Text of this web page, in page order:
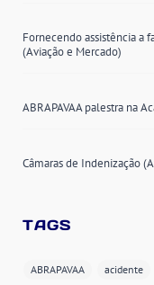
Fornecendo assistência a
(Aviação e Mercado)
ABRAPAVAA palestra na
Câmaras de Indenização
TAGS
ABRAPAVAA acidente